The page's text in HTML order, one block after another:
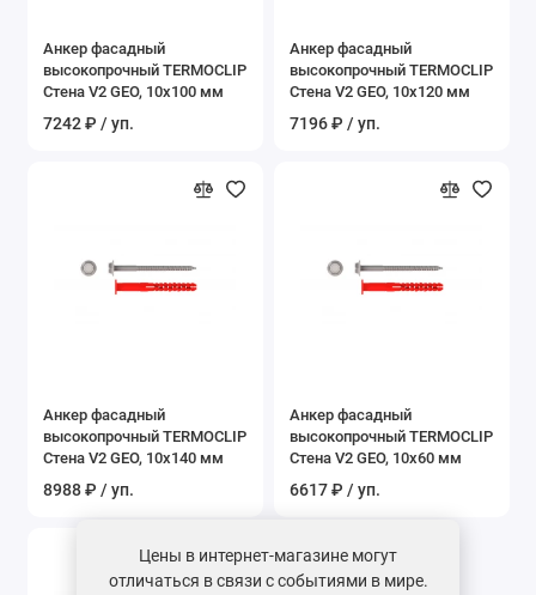
Анкер фасадный
высокопрочный TERMOCLIP
Стена V2 GEO, 10x100 мм
7242 ₽ / уп.
Анкер фасадный
высокопрочный TERMOCLIP
Стена V2 GEO, 10x120 мм
7196 ₽ / уп.
Анкер фасадный
высокопрочный TERMOCLIP
Стена V2 GEO, 10x140 мм
8988 ₽ / уп.
Анкер фасадный
высокопрочный TERMOCLIP
Стена V2 GEO, 10x60 мм
6617 ₽ / уп.
Цены в интернет-магазине могут
отличаться в связи с событиями в мире.